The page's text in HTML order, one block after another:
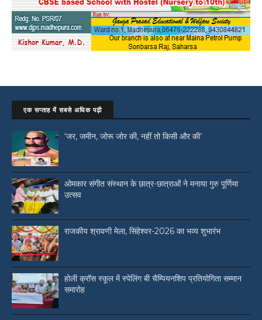
एक सप्ताह में सबसे अधिक पढ़ी
‘जर, जमीन, जोरू जोर की, नहीं तो किसी और की’
ओमकार संगीत संस्थान के छात्र-छात्राओं ने मनाया गुरु पूर्णिमा
उत्सव
राजकीय श्रावणी मेला, सिंहेश्वर-2026 का भव्य शुभारंभ
होली क्रॉस स्कूल में स्पेलिंग बी चैम्पियनशिप प्रतियोगिता सम्मान
समारोह